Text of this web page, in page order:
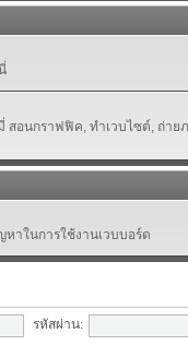
สอนกราฟฟิค, ทำเวบไซต์, ถ่าย
าในการใช้งานเวบบอร์ด
รหัสผ่าน: